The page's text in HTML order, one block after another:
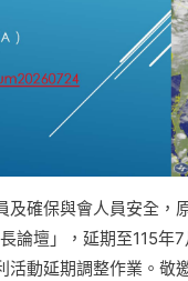
確保與會人員安全，
論壇」，延期至115年
動延期調整作業。敬